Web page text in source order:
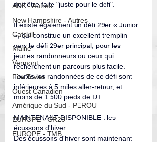
ADK - Autres
New Hampshire - Autres
Catskill
Maine
Vermont
Fire Tower
Ouest Canadien
Amérique du Sud - PEROU
EUROPE - GR20
EUROPE - TMB
doit être faite "juste pour le défi".
Il existe également un défi 29er « Junior
», qui constitue un excellent tremplin
vers le défi 29er principal, pour les
jeunes randonneurs ou ceux qui
recherchent un parcours plus facile.
Toutes les randonnées de ce défi sont
inférieures à 5 miles aller-retour, et
moins de 1 500 pieds de D+.
MAINTENANT DISPONIBLE : les
écussons d'hiver
Des écussons d'hiver sont maintenant